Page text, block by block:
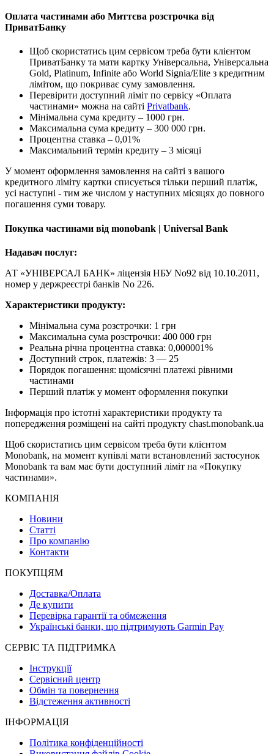
Оплата частинами або Миттєва розстрочка від
ПриватБанку
Щоб скористатись цим сервісом треба бути клієнтом
ПриватБанку та мати картку Універсальна, Універсальна
Gold, Platinum, Infinite або World Signia/Elite з кредитним
лімітом, що покриває суму замовлення.
Перевірити доступний ліміт по сервісу «Оплата
частинами» можна на сайті Privatbank.
Мінімальна сума кредиту – 1000 грн.
Максимальна сума кредиту – 300 000 грн.
Процентна ставка – 0,01%
Максимальний термін кредиту – 3 місяці
У момент оформлення замовлення на сайті з вашого
кредитного ліміту картки списується тільки перший платіж,
усі наступні - тим же числом у наступних місяцях до повного
погашення суми товару.
Покупка частинами від monobank | Universal Bank
Надавач послуг:
АТ «УНІВЕРСАЛ БАНК» ліцензія НБУ No92 від 10.10.2011,
номер у держреєстрі банків No 226.
Характеристики продукту:
Мінімальна сума розстрочки: 1 грн
Максимальна сума розстрочки: 400 000 грн
Реальна річна процентна ставка: 0,000001%
Доступний строк, платежів: 3 — 25
Порядок погашення: щомісячні платежі рівними
частинами
Перший платіж у момент оформлення покупки
Інформація про істотні характеристики продукту та
попередження розміщені на сайті продукту chast.monobank.ua
Щоб скористатись цим сервісом треба бути клієнтом
Monobank, на момент купівлі мати встановлений застосунок
Monobank та вам має бути доступний ліміт на «Покупку
частинами».
КОМПАНІЯ
Новини
Статті
Про компанію
Контакти
ПОКУПЦЯМ
Доставка/Оплата
Де купити
Перевірка гарантії та обмеження
Українські банки, що підтримують Garmin Pay
СЕРВІС ТА ПІДТРИМКА
Інструкції
Сервісний центр
Обмін та повернення
Відстеження активності
ІНФОРМАЦІЯ
Політика конфіденційності